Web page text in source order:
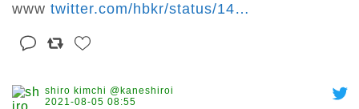
www twitter.com/hbkr/status/14…
shiro kimchi @kaneshiroi
2021-08-05 08:55